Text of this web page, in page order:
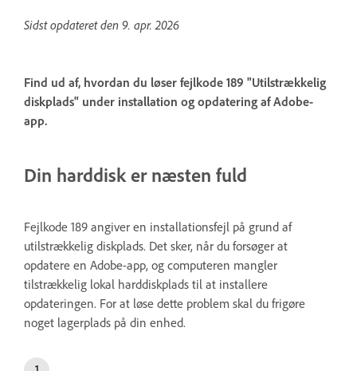
Sidst opdateret den 9. apr. 2026
Find ud af, hvordan du løser fejlkode 189 "Utilstrækkelig
diskplads" under installation og opdatering af Adobe-
app.
Din harddisk er næsten fuld
Fejlkode 189 angiver en installationsfejl på grund af
utilstrækkelig diskplads. Det sker, når du forsøger at
opdatere en Adobe-app, og computeren mangler
tilstrækkelig lokal harddiskplads til at installere
opdateringen. For at løse dette problem skal du frigøre
noget lagerplads på din enhed.